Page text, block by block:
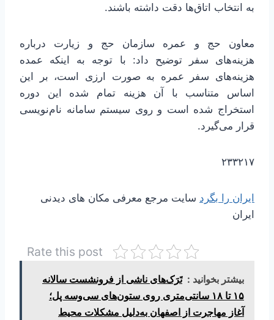
به انتخاب اتاق‌ها دقت داشته باشند.
معاون حج و عمره سازمان حج و زیارت درباره
هزینه‌های سفر توضیح داد: با توجه به اینکه عمده
هزینه‌های سفر عمره به صورت ارزی است، بر این
اساس متناسب با آن هزینه تمام شده این دوره
استخراج شده است و روی سیستم سامانه نام‌نویسی
قرار می‌گیرد.
۲۳۳۲۱۷
ایران را بگرد سایت مرجع معرفی مکان های دیدنی
ایران
Rate this post
بیشتر بخوانید : تَرَک‌های ناشی از فرونشست سالانه
۱۵ تا ۱۸ سانتی‌متری روی ستون‌های سی‌وسه پل؛
آغاز مهاجرت از اصفهان به‌دلیل مشکلات محیط